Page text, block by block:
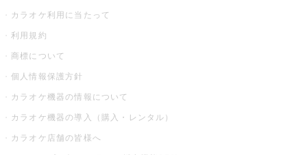
カラオケ利用に当たって
利用規約
商標について
個人情報保護方針
カラオケ機器の情報について
カラオケ機器の導入（購入・レンタル）
カラオケ店舗の皆様へ